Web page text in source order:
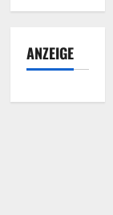
ANZEIGE